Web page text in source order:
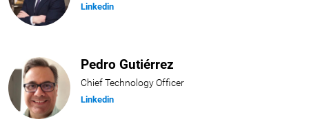
Linkedin
Pedro Gutiérrez
Chief Technology Officer
Linkedin